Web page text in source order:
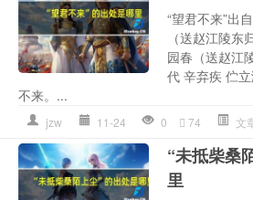
“望君不来”出
（送赵江陵东
园春（送赵江
代 辛弃疾 伫
不来。...
jzw 11-24 0 74 文
“未抵柴桑
里